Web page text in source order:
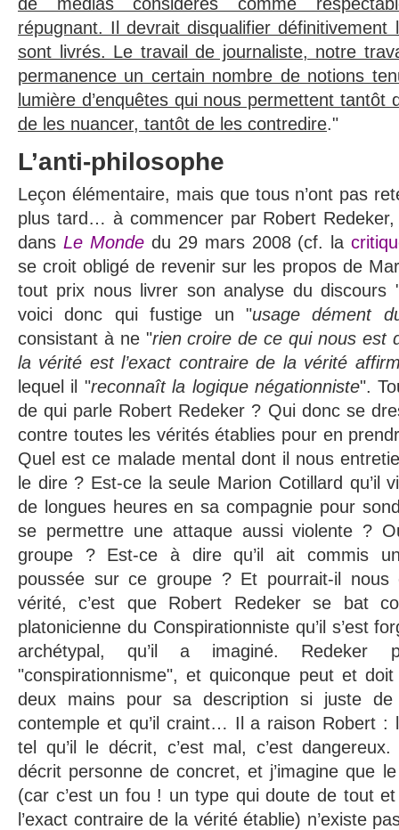
répugnant. Il devrait disqualifier définitivement
sont livrés. Le travail de journaliste, notre
permanence un certain nombre de notions
lumière d’enquêtes qui nous permettent tantôt
de les nuancer, tantôt de les contredire."
L’anti-philosophe
Leçon élémentaire, mais que tous n’ont pas
plus tard… à commencer par Robert
dans Le Mondedu 29 mars 2008 (cf. la
se croit obligé de revenir sur les propos de
tout prix nous livrer son analyse du discours
voici donc qui fustige un "usage dément
consistant à ne "rien croire de ce qui nous est
la vérité est l’exact contraire de la vérité
lequel il "reconnaît la logique négationniste".
de qui parle Robert Redeker ? Qui donc se
contre toutes les vérités établies pour en
Quel est ce malade mental dont il nous
le dire ? Est-ce la seule Marion Cotillard qu’il
de longues heures en sa compagnie pour
se permettre une attaque aussi violente ?
groupe ? Est-ce à dire qu’il ait commis
poussée sur ce groupe ? Et pourrait-il
vérité, c’est que Robert Redeker se bat
platonicienne du Conspirationniste qu’il s’est
archétypal, qu’il a imaginé. Redeker
"conspirationnisme", et quiconque peut et doit
deux mains pour sa description si juste de
contemple et qu’il craint… Il a raison Robert :
tel qu’il le décrit, c’est mal, c’est dangereux.
décrit personne de concret, et j’imagine que
(car c’est un fou ! un type qui doute de tout
l’exact contraire de la vérité établie) n’existe